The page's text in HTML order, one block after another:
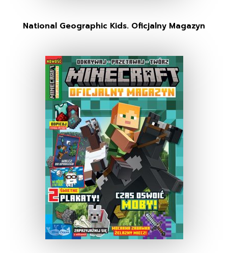
National Geographic Kids. Oficjalny Magazyn